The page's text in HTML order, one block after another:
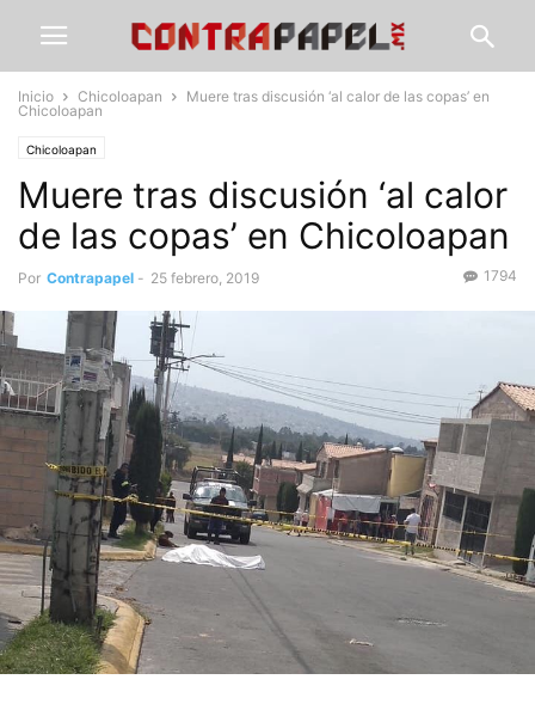
Inicio Chicoloapan
Muere tras discusión ‘al calor de las copas’ en
Chicoloapan
Chicoloapan
Muere tras discusión ‘al calor
de las copas’ en Chicoloapan
Por Contrapapel - 25 febrero, 2019 1794